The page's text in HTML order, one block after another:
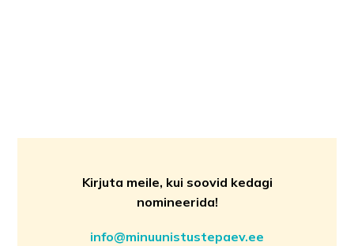
Kirjuta meile, kui soovid kedagi
nomineerida!
info@minuunistustepaev.ee